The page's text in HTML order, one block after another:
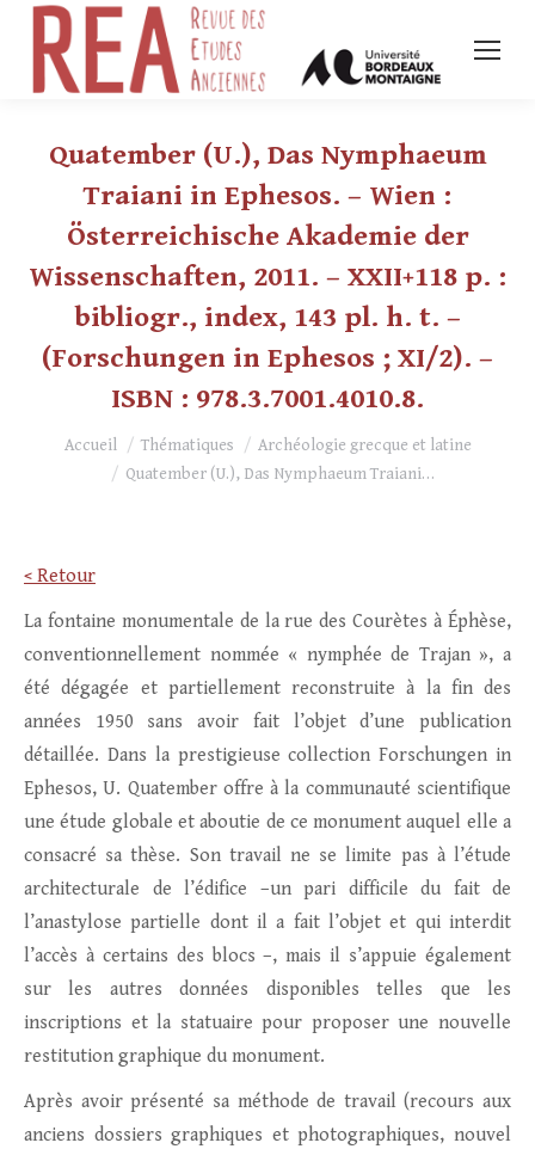
Quatember (U.), Das Nymphaeum
Traiani in Ephesos. – Wien :
Österreichische Akademie der
Wissenschaften, 2011. – XXII+118 p. :
bibliogr., index, 143 pl. h. t. –
(Forschungen in Ephesos ; XI/2). –
ISBN : 978.3.7001.4010.8.
Vous êtes ici :
Accueil Thématiques
Archéologie grecque et latine
Quatember (U.), Das Nymphaeum Traiani…
< Retour
La fontaine monumentale de la rue des Courètes à Éphèse,
conventionnellement nommée « nymphée de Trajan », a
été dégagée et partiellement reconstruite à la fin des
années 1950 sans avoir fait l’objet d’une publication
détaillée. Dans la prestigieuse collection Forschungen in
Ephesos, U. Quatember offre à la communauté scientifique
une étude globale et aboutie de ce monument auquel elle a
consacré sa thèse. Son travail ne se limite pas à l’étude
architecturale de l’édifice –un pari difficile du fait de
l’anastylose partielle dont il a fait l’objet et qui interdit
l’accès à certains des blocs –, mais il s’appuie également
sur les autres données disponibles telles que les
inscriptions et la statuaire pour proposer une nouvelle
restitution graphique du monument.
Après avoir présenté sa méthode de travail (recours aux
anciens dossiers graphiques et photographiques, nouvel